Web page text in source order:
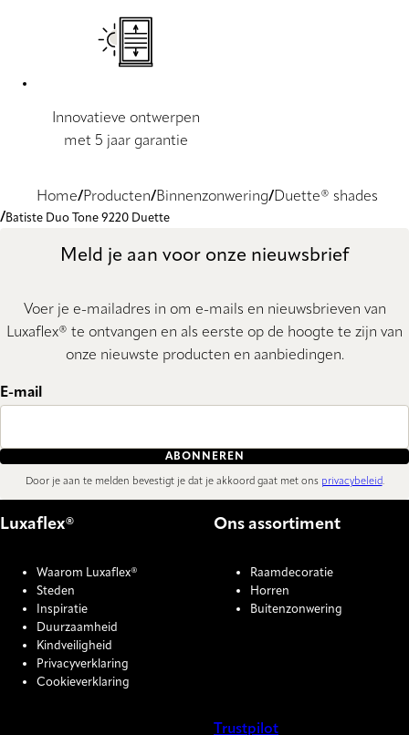
Innovatieve ontwerpen
met 5 jaar garantie
Home Producten Binnenzonwering Duette® shades
Batiste Duo Tone 9220 Duette
Meld je aan voor onze nieuwsbrief
Voer je e-mailadres in om e-mails en nieuwsbrieven van
Luxaflex® te ontvangen en als eerste op de hoogte te zijn van
onze nieuwste producten en aanbiedingen.
E-mail
ABONNEREN
Door je aan te melden bevestigt je dat je akkoord gaat met ons privacybeleid.
Luxaflex®
Waarom Luxaflex®
Steden
Inspiratie
Duurzaamheid
Kindveiligheid
Privacyverklaring
Cookieverklaring
Ons assortiment
Raamdecoratie
Horren
Buitenzonwering
Trustpilot